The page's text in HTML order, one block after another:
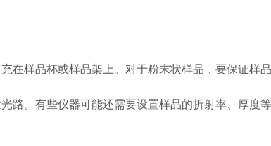
样品杯或样品架上。对于粉末状样品，要保证样
。有些仪器可能还需要设置样品的折射率、厚度等